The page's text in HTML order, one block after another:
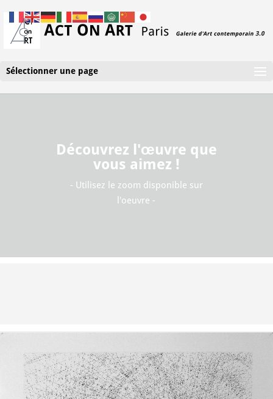
Sélectionner une page
Découvrez l'œuvre que
vous aimez !
- Utilisez le zoom disponible sur
l'oeuvre -